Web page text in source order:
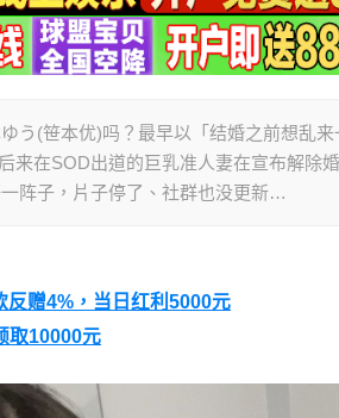
う(笹本优)吗？最早以「结婚之前想乱
来在SOD出道的巨乳准人妻在宣布解除
阵子，片子停了、社群也没更新…
反赠4%，当日红利5000元
取10000元